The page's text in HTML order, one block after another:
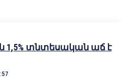
1,5% տնտեսական աճ է